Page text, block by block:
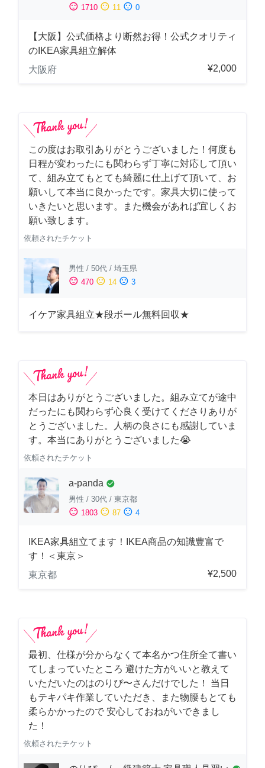
sentiment_satisfied 1710 sentiment_neutral 11 sentiment_dissatisfied 0
【大阪】公式価格より断然お得！公式クオリティ
のIKEA家具組立解体
大阪府
¥2,000
この度はお取引ありがとうございました！何度も
日程が変わったにも関わらず丁寧に対応して頂い
て、組み立てもとても綺麗に仕上げて頂いて、お
願いして本当に良かったです。家具大切に使って
いきたいと思います。また機会があれば宜しくお
願い致します。
依頼されたチケット
男性 / 50代 / 埼玉県
sentiment_satisfied 470 sentiment_neutral 14 sentiment_dissatisfied 3
イケア家具組立★段ボール無料回収★
本日はありがとうございました。組み立てが途中
だったにも関わらず心良く受けてくださりありが
とうございました。人柄の良さにも感謝していま
す。本当にありがとうございました😭
依頼されたチケット
a-panda check_circle
男性 / 30代 / 東京都
sentiment_satisfied 1803 sentiment_neutral 87 sentiment_dissatisfied 4
IKEA家具組立てます！IKEA商品の知識豊富で
す！＜東京＞
東京都
¥2,500
最初、仕様が分からなくて本名かつ住所全て書い
てしまっていたところ 避けた方がいいと教えて
いただいたのはのりぴ〜さんだけでした！ 当日
もテキパキ作業していただき、また物腰もとても
柔らかかったので 安心しておねがいできまし
た！
依頼されたチケット